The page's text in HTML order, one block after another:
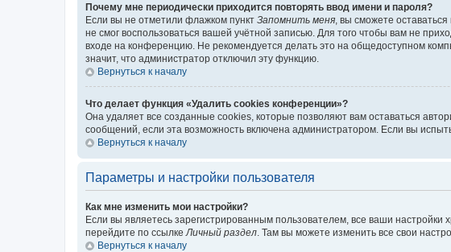
Почему мне периодически приходится повторять ввод имени и пароля?
Если вы не отметили флажком пункт Запомнить меня , вы сможете
не смог воспользоваться вашей учётной записью. Для того чтобы вам не
входе на конференцию. Не рекомендуется делать это на общедоступном
значит, что администратор отключил эту функцию.
Вернуться к началу
Что делает функция «Удалить cookies конференции»?
Она удаляет все созданные cookies, которые позволяют вам оставаться
сообщений, если эта возможность включена администратором. Если вы
Вернуться к началу
Параметры и настройки пользователя
Как мне изменить мои настройки?
Если вы являетесь зарегистрированным пользователем, все ваши
перейдите по ссылке Личный раздел . Там вы можете изменить все свои
Вернуться к началу